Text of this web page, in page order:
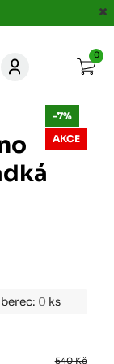
0 ks
-7%
AKCE
540 Kč
0